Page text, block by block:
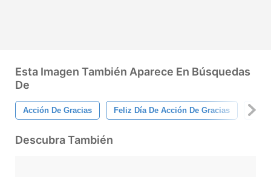
Esta Imagen También Aparece En Búsquedas
De
Acción De Gracias Feliz Día De Acción De Gracias
Descubra También